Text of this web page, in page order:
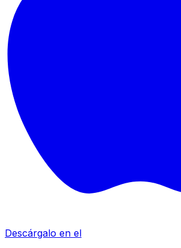
Descárgalo en el